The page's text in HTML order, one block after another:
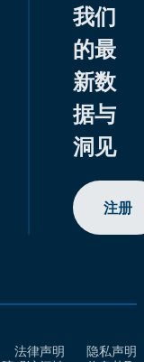
我们
的最
新数
据与
洞见
注册
法律声明
隐私声明